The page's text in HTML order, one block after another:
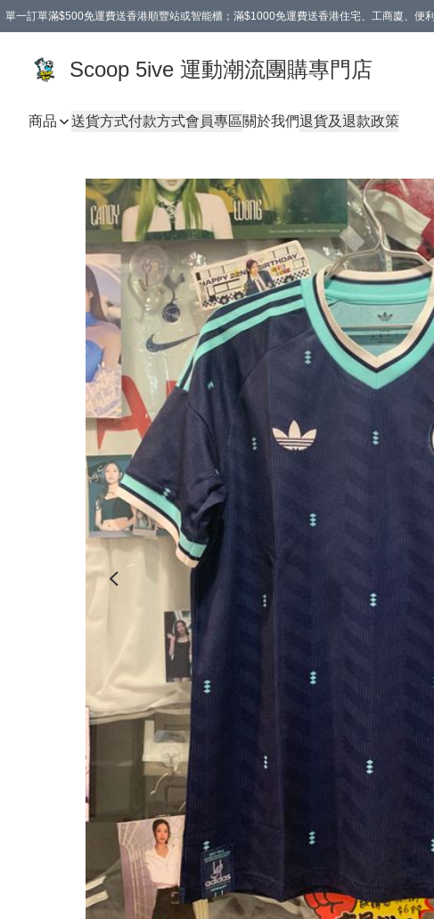
單一訂單滿$500免運費送香港順豐站或智能櫃；滿$1000免運費送香港住宅、工商廈、便
Scoop 5ive 運動潮流團購專門店
商品 送貨方式付款方式會員專區關於我們退貨及退款政策